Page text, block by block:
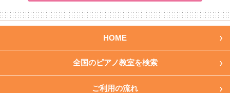
HOME
全国のピアノ教室を検索
ご利用の流れ